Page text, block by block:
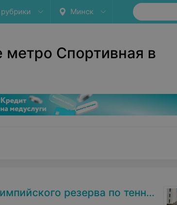
Минск
метро Спортивная в
резерва по теннису